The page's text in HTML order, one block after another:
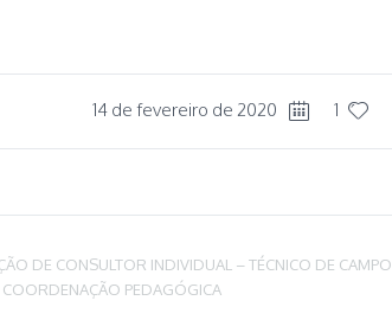
participação estão
de
de Interesse e
em anexo:
14 de fevereiro de 2020 1
DE CONSULTOR INDIVIDUAL – TÉCNICO DE CAMPO
PEDAGÓGICA